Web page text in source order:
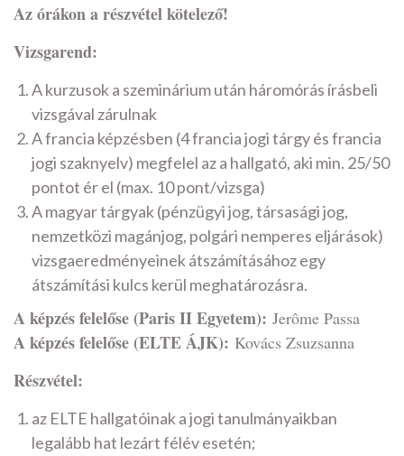
Az órákon a részvétel kötelező!
Vizsgarend:
A kurzusok a szeminárium után háromórás írásbeli
vizsgával zárulnak
A francia képzésben (4 francia jogi tárgy és francia
jogi szaknyelv) megfelel az a hallgató, aki min. 25/50
pontot ér el (max. 10 pont/vizsga)
A magyar tárgyak (pénzügyi jog, társasági jog,
nemzetközi magánjog, polgári nemperes eljárások)
vizsgaeredményeinek átszámításához egy
átszámítási kulcs kerül meghatározásra.
A képzés felelőse (Paris II Egyetem): Jerôme Passa
A képzés felelőse (ELTE ÁJK): Kovács Zsuzsanna
Részvétel:
az ELTE hallgatóinak a jogi tanulmányaikban
legalább hat lezárt félév esetén;